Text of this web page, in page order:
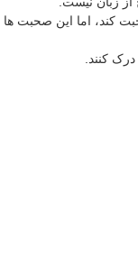
کند، اما این صحبت ها
کنند.